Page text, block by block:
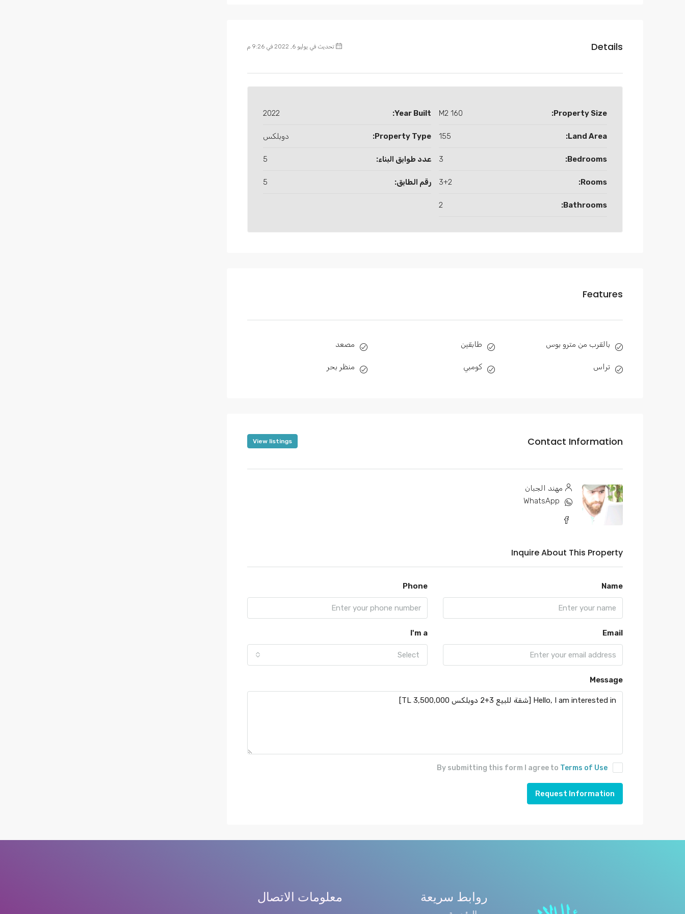
Details تحديث في يوليو 6, 2022 في 9:26 م
Property Size:
160 M2
Land Area:
155
Bedrooms:
3
Rooms:
3+2
Bathrooms:
2
Year Built:
2022
Property Type: دوبلكس
عدد طوابق البناء: 5
رقم الطابق: 5
Features
بالقرب من مترو بوس
تراس
طابقين
كومبي
مصعد
منظر بحر
Contact Information
View listings
مهند الجبان
WhatsApp
Inquire About This Property
Name
Phone
Email
I'm a
Select
Message
By submitting this form I agree to Terms of Use
Request Information
روابط سريعة معلومات الاتصال